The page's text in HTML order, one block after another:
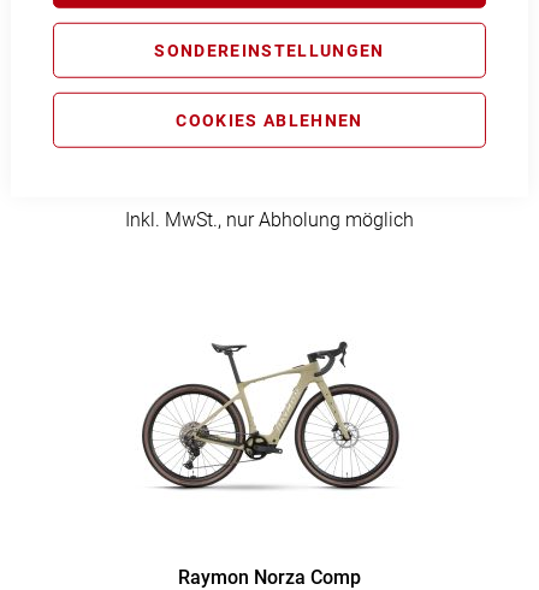
SONDEREINSTELLUNGEN
COOKIES ABLEHNEN
Raymon Tavano Pro
Inkl. MwSt., nur Abholung möglich
Raymon Norza Comp